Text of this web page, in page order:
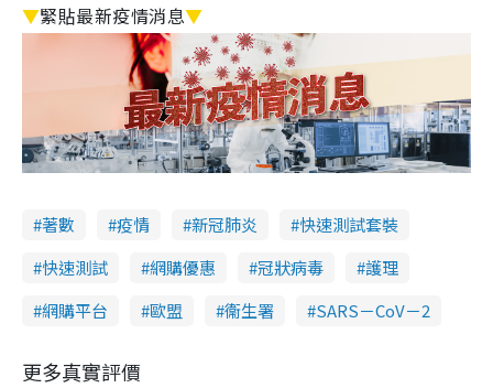
▼緊貼最新疫情消息▼
著數 疫情 新冠肺炎
快速測試套裝
快速測試
網購優惠 冠狀病毒
護理
網購平台
歐盟 衞生署 SARS－CoV－2
更多真實評價